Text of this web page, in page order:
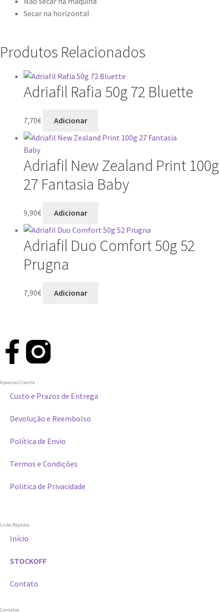
Secar na horizontal
Produtos Relacionados
Adriafil Rafia 50g 72 Bluette
7,70€ Adicionar
Adriafil New Zealand Print 100g
27 Fantasia Baby
9,90€ Adicionar
Adriafil Duo Comfort 50g 52
Prugna
7,90€ Adicionar
Apoio ao Cliente
Custo e Prazos de Entrega
Devolução e Reembolso
Política de Envio
Termos e Condições
Politica de Privacidade
Links Rápidos
Início
STOCKOFF
Contato
Contatos